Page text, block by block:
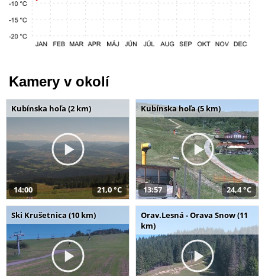
Kamery v okolí
Kubínska hoľa (2 km)
14:00 21,0 °C
Kubínska hoľa (5 km)
13:57 24,4 °C
Ski Krušetnica (10 km)
Orav.Lesná - Orava Snow (11
km)